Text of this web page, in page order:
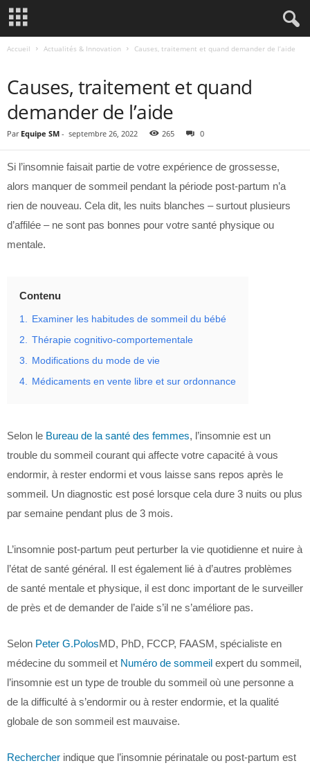
Accueil Actualités & Innovation Causes, traitement et quand demander de l’aide
Causes, traitement et quand
demander de l’aide
Par Equipe SM - septembre 26, 2022 265 0
Si l’insomnie faisait partie de votre expérience de grossesse,
alors manquer de sommeil pendant la période post-partum n’a
rien de nouveau. Cela dit, les nuits blanches – surtout plusieurs
d’affilée – ne sont pas bonnes pour votre santé physique ou
mentale.
Contenu
1. Examiner les habitudes de sommeil du bébé
2. Thérapie cognitivo-comportementale
3. Modifications du mode de vie
4. Médicaments en vente libre et sur ordonnance
Selon le Bureau de la santé des femmes, l’insomnie est un
trouble du sommeil courant qui affecte votre capacité à vous
endormir, à rester endormi et vous laisse sans repos après le
sommeil. Un diagnostic est posé lorsque cela dure 3 nuits ou plus
par semaine pendant plus de 3 mois.
L’insomnie post-partum peut perturber la vie quotidienne et nuire à
l’état de santé général. Il est également lié à d’autres problèmes
de santé mentale et physique, il est donc important de le surveiller
de près et de demander de l’aide s’il ne s’améliore pas.
Selon Peter G.PolosMD, PhD, FCCP, FAASM, spécialiste en
médecine du sommeil et Numéro de sommeil expert du sommeil,
l’insomnie est un type de trouble du sommeil où une personne a
de la difficulté à s’endormir ou à rester endormie, et la qualité
globale de son sommeil est mauvaise.
Rechercher indique que l’insomnie périnatale ou post-partum est